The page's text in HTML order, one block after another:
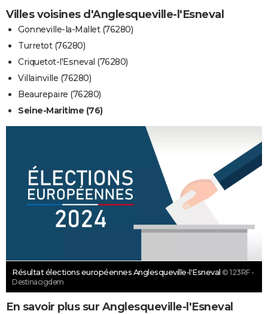
Villes voisines d'Anglesqueville-l'Esneval
Gonneville-la-Mallet (76280)
Turretot (76280)
Criquetot-l'Esneval (76280)
Villainville (76280)
Beaurepaire (76280)
Seine-Maritime (76)
Résultat élections européennes Anglesqueville-l'Esneval © 123RF -
Destinacigdem
En savoir plus sur Anglesqueville-l'Esneval